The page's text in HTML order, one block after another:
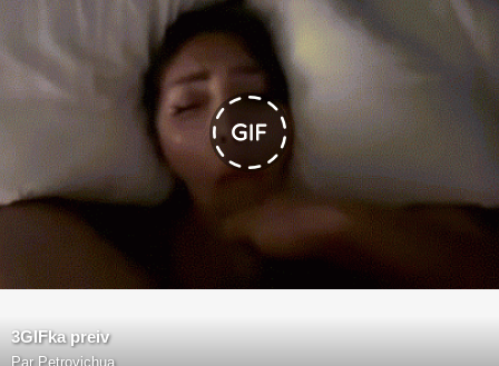
3GIFka preiv
Par Petrovichua